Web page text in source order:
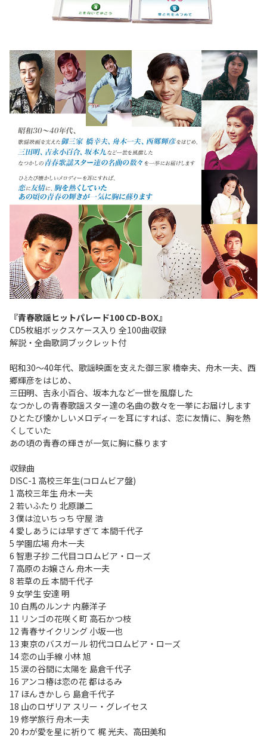
『青春歌謡ヒットパレード100 CD-BOX』
CD5枚組ボックスケース入り 全100曲収録
解説・全曲歌詞ブックレット付
昭和30～40年代、歌謡映画を支えた御三家 橋幸夫、舟木一夫、西
郷輝彦をはじめ、
三田明、吉永小百合、坂本九など一世を風靡した
なつかしの青春歌謡スター達の名曲の数々を一挙にお届けします
ひとたび懐かしいメロディーを耳にすれば、恋に友情に、胸を熱
くしていた
あの頃の青春の輝きが一気に胸に蘇ります
収録曲
DISC-1 高校三年生(コロムビア盤)
1 高校三年生 舟木一夫
2 若いふたり 北原謙二
3 僕は泣いちっち 守屋 浩
4 愛しあうには早すぎて 本間千代子
5 学園広場 舟木一夫
6 智恵子抄 二代目コロムビア・ローズ
7 高原のお嬢さん 舟木一夫
8 若草の丘 本間千代子
9 女学生 安達 明
10 白馬のルンナ 内藤洋子
11 リンゴの花咲く町 高石かつ枝
12 青春サイクリング 小坂一也
13 東京のバスガール 初代コロムビア・ローズ
14 恋の山手線 小林 旭
15 涙の谷間に太陽を 島倉千代子
16 アンコ椿は恋の花 都はるみ
17 ほんきかしら 島倉千代子
18 山のロザリア スリー・グレイセス
19 修学旅行 舟木一夫
20 わが愛を星に祈りて 梶 光夫、高田美和